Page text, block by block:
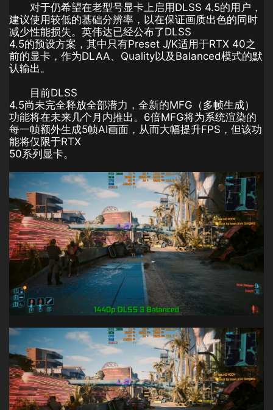
对于仍希望在老型号显卡上启用DLSS 4.5的用户，
建议使用较低的基础分辨率，以在保证画质出色的同时
减少性能损失。英伟达已经公布了DLSS
4.5的预设方案，其中只有Preset J/K适用于RTX 40之
前的显卡，作为DLAA、Quality以及Balanced模式的默
认输出。
目前DLSS
4.5尚未完全释放全部潜力，全新的MFG（多帧生成）
功能将在未来几个月内推出。6倍MFG将为系统渲染的
每一帧额外生成5帧AI画面，从而大幅提升FPS，但该功
能将仅限于RTX
50系列显卡。